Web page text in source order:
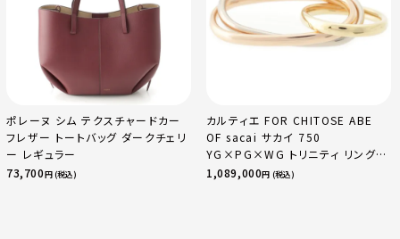
ポレーヌ シム テクスチャードカー
フレザー トートバッグ ダークチェリ
ー レギュラー
73,700円 (税込)
カルティエ FOR CHITOSE ABE
OF sacai サカイ 750
YG×PG×WG トリニティ リング
指輪 マルチカラー 50 51 52
1,089,000円 (税込)